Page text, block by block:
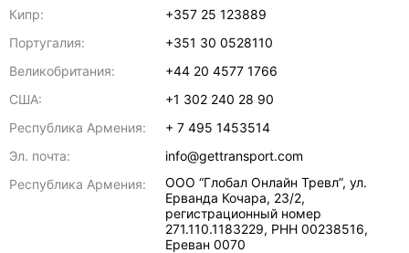
Кипр:
+357 25 123889
Португалия:
+351 30 0528110
Великобритания:
+44 20 4577 1766
США:
+1 302 240 28 90
Республика Армения:
+ 7 495 1453514
Эл. почта:
info@gettransport.com
Республика Армения:
ООО “Глобал Онлайн Тревл”, ул.
Ерванда Кочара, 23/2,
регистрационный номер
271.110.1183229, РНН 00238516,
Ереван 0070